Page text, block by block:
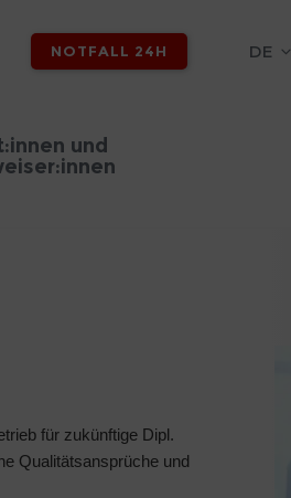
NOTFALL 24H DE
und
für zukünftige Dipl.
Qualitätsansprüche und